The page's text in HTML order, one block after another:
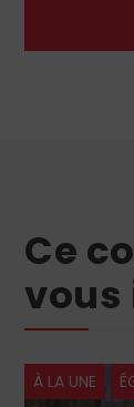
Ce
vous
À LA UNE